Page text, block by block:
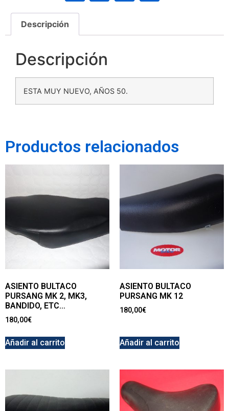
Descripción
Descripción
ESTA MUY NUEVO, AÑOS 50.
Productos relacionados
ASIENTO BULTACO
PURSANG MK 2, MK3,
BANDIDO, ETC…
180,00€
Añadir al carrito
ASIENTO BULTACO
PURSANG MK 12
180,00€
Añadir al carrito